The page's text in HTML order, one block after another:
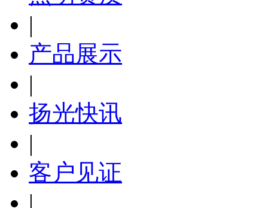
|
产品展示
|
扬光快讯
|
客户见证
|